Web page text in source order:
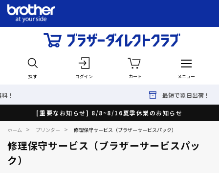
探す ログイン カート メニュー
[重要なお知らせ] 8/8~8/16夏季休業のお知らせ
ホーム > プリンター > 修理保守サービス（ブラザーサービスパック）
修理保守サービス（ブラザーサービスパッ
ク）